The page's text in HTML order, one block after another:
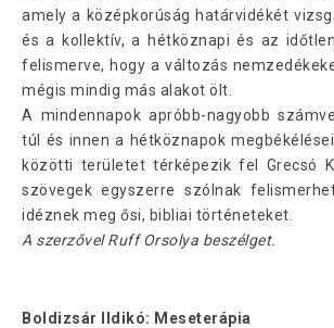
amely a középkorúság határvidékét
és a kollektív, a hétköznapi és az
felismerve, hogy a változás
mégis mindig más alakot ölt.
A mindennapok apróbb-nagyobb
túl és innen a hétköznapok
közötti területet térképezik fel Grecsó
szövegek egyszerre szólnak
idéznek meg ősi, bibliai történeteket.
A szerzővel Ruff Orsolya beszélget.
Boldizsár Ildikó: Meseterápia